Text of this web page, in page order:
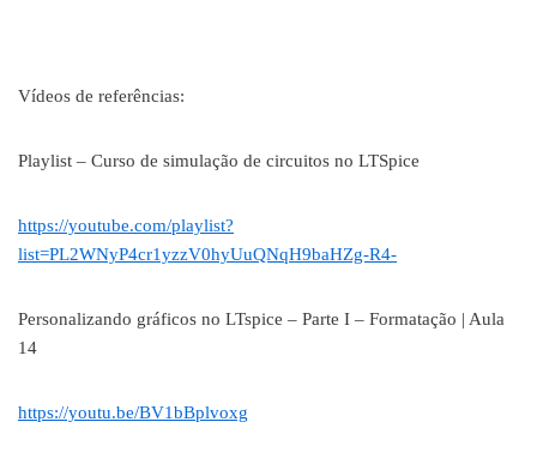
Vídeos de referências:
Playlist – Curso de simulação de circuitos no LTSpice
https://youtube.com/playlist?
list=PL2WNyP4cr1yzzV0hyUuQNqH9baHZg-R4-
Personalizando gráficos no LTspice – Parte I – Formatação | Aula
14
https://youtu.be/BV1bBplvoxg